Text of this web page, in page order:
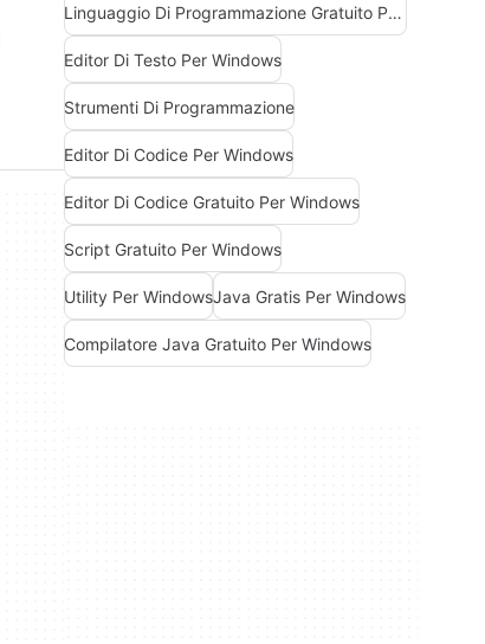
Linguaggio Di Programmazione Gratuito Per Windows
Editor Di Testo Per Windows
Strumenti Di Programmazione
Editor Di Codice Per Windows
Editor Di Codice Gratuito Per Windows
Script Gratuito Per Windows
Utility Per WindowsJava Gratis Per Windows
Compilatore Java Gratuito Per Windows